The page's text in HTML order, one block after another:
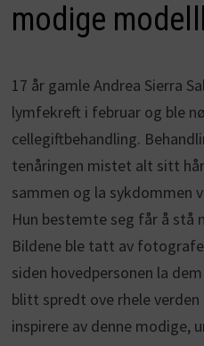
modige
17 år gamle Andrea Sierra
lymfekreft i februar og ble
cellegiftbehandling.
tenåringen mistet alt sitt
sammen og la sykdommen
Hun bestemte seg får å stå
Bildene ble tatt av
siden hovedpersonen la
blitt spredt ove rhele
inspirere av denne modige,